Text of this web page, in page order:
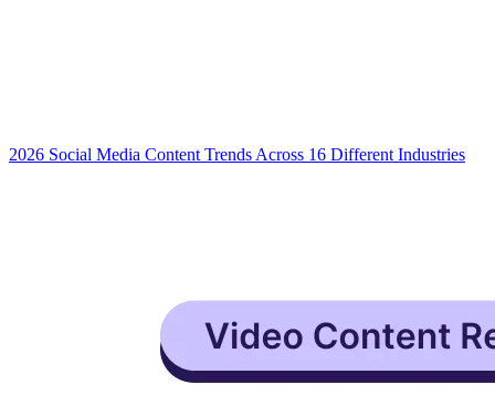
2026 Social Media Content Trends Across 16 Different Industries